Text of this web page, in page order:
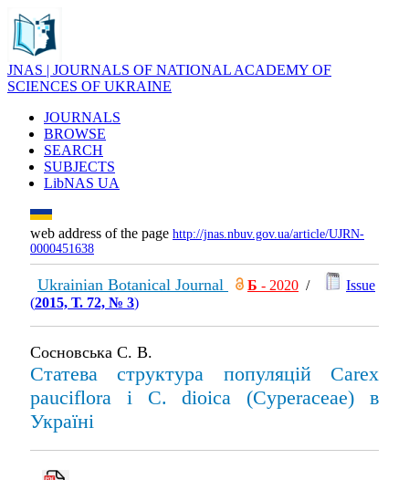
JNAS | JOURNALS OF NATIONAL ACADEMY OF
SCIENCES OF UKRAINE
JOURNALS
BROWSE
SEARCH
SUBJECTS
LibNAS UA
web address of the page http://jnas.nbuv.gov.ua/article/UJRN-
0000451638
Ukrainian Botanical Journal Б - 2020 /
Issue
(2015, Т. 72, № 3)
Сосновська С. В.
Cтатева структура популяцій Carex
pauciflora і C. dioica (Cyperaceae) в
Україні